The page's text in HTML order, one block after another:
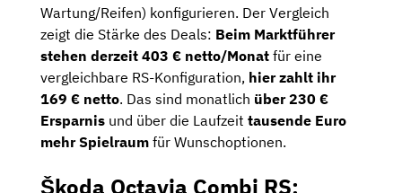
Wartung/Reifen) konfigurieren. Der Vergleich
zeigt die Stärke des Deals: Beim Marktführer
stehen derzeit 403 € netto/Monat für eine
vergleichbare RS-Konfiguration, hier zahlt ihr
169 € netto. Das sind monatlich über 230 €
Ersparnis und über die Laufzeit tausende Euro
mehr Spielraum für Wunschoptionen.
Škoda Octavia Combi RS: